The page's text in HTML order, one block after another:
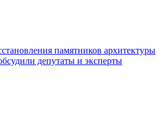
памятников архитектуры
депутаты и эксперты